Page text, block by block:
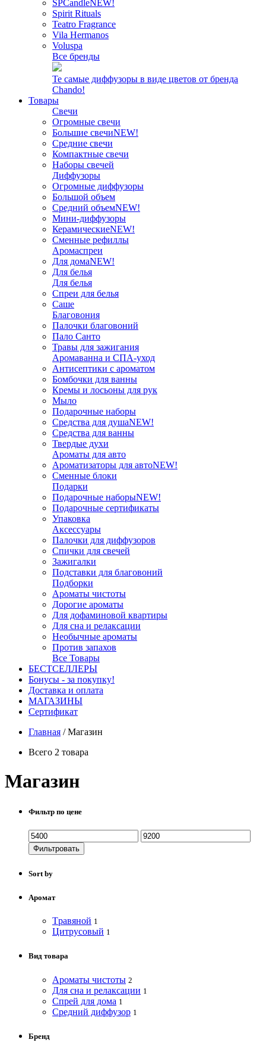
SPCandleNEW!
Spirit Rituals
Teatro Fragrance
Vila Hermanos
Voluspa
Все бренды
Те самые диффузоры в виде цветов от бренда
Chando!
Товары
Свечи
Огромные свечи
Большие свечиNEW!
Средние свечи
Компактные свечи
Наборы свечей
Диффузоры
Огромные диффузоры
Большой объем
Средний объемNEW!
Мини-диффузоры
КерамическиеNEW!
Сменные рефиллы
Аромаспреи
Для домаNEW!
Для белья
Для белья
Спреи для белья
Саше
Благовония
Палочки благовоний
Пало Санто
Травы для зажигания
Аромаванна и СПА-уход
Антисептики с ароматом
Бомбочки для ванны
Кремы и лосьоны для рук
Мыло
Подарочные наборы
Средства для душаNEW!
Средства для ванны
Твердые духи
Ароматы для авто
Ароматизаторы для автоNEW!
Сменные блоки
Подарки
Подарочные наборыNEW!
Подарочные сертификаты
Упаковка
Аксессуары
Палочки для диффузоров
Спички для свечей
Зажигалки
Подставки для благовоний
Подборки
Ароматы чистоты
Дорогие ароматы
Для дофаминовой квартиры
Для сна и релаксации
Необычные ароматы
Против запахов
Все Товары
БЕСТСЕЛЛЕРЫ
Бонусы - за покупку!
Доставка и оплата
МАГАЗИНЫ
Cертификат
Главная /Магазин
Всего 2 товара
Магазин
Фильтр по цене
Фильтровать
Sort by
Аромат
Tравяной 1
Цитрусовый 1
Вид товара
Ароматы чистоты 2
Для сна и релаксации 1
Спрей для дома 1
Средний диффузор 1
Бренд